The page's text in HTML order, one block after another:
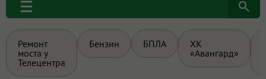
Ремонт
моста у
Телецентра
Бензин БПЛА
ХК
«Авангард»